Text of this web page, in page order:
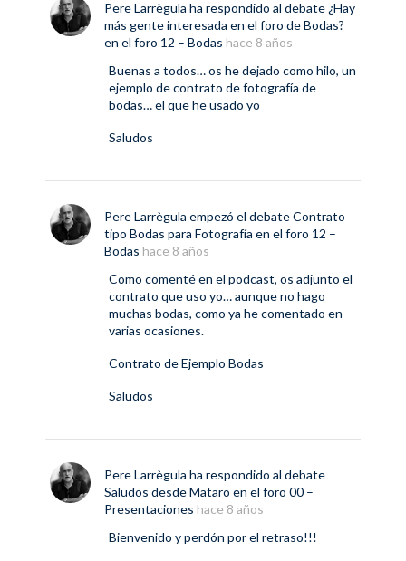
Pere Larrègula ha respondido al debate¿Hay
más gente interesada en el foro de Bodas?
en el foro 12 – Bodas hace 8 años
Buenas a todos… os he dejado como hilo, un
ejemplo de contrato de fotografía de
bodas… el que he usado yo
Saludos
Pere Larrègula empezó el debateContrato
tipo Bodas para Fotografía en el foro 12 –
Bodas hace 8 años
Como comenté en el podcast, os adjunto el
contrato que uso yo… aunque no hago
muchas bodas, como ya he comentado en
varias ocasiones.
Contrato de Ejemplo Bodas
Saludos
Pere Larrègula ha respondido al debate
Saludos desde Mataro en el foro 00 –
Presentaciones hace 8 años
Bienvenido y perdón por el retraso!!!